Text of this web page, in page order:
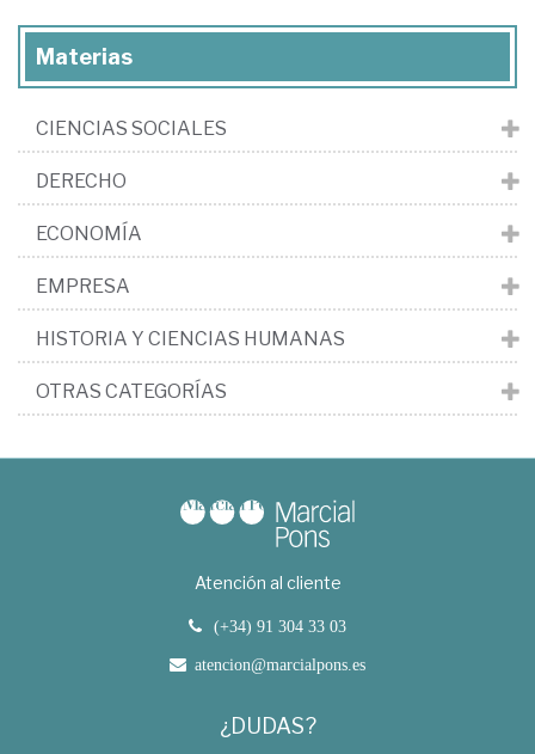
Materias
CIENCIAS SOCIALES
DERECHO
ECONOMÍA
EMPRESA
HISTORIA Y CIENCIAS HUMANAS
OTRAS CATEGORÍAS
Atención al cliente
(+34) 91 304 33 03
atencion@marcialpons.es
¿DUDAS?